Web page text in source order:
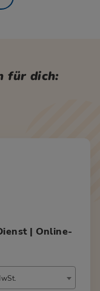
für dich:
| Online-